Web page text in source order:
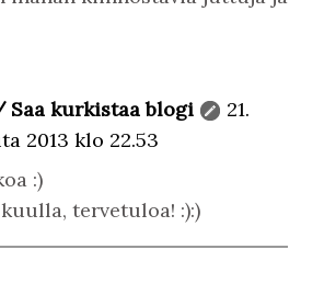
kurkistaa blogi
21.
2013 klo 22.53
:)
tervetuloa! :):)